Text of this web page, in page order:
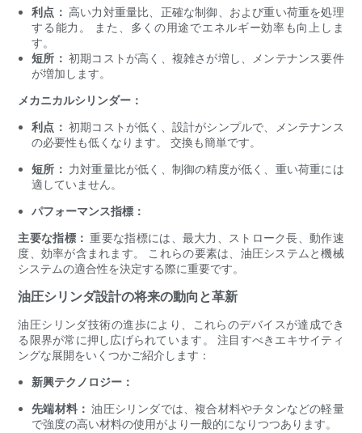
利点： 高い力対重量比、正確な制御、および重い荷重を処理
する能力。 また、多くの用途でエネルギー効率も向上しま
す。
短所： 初期コストが高く、複雑さが増し、メンテナンス要件
が増加します。
メカニカルシリンダー：
利点： 初期コストが低く、設計がシンプルで、メンテナンス
の必要性も低くなります。 交換も簡単です。
短所： 力対重量比が低く、制御の精度が低く、重い荷重には
適していません。
パフォーマンス指標：
主要な指標：重要な指標には、最大力、ストローク長、動作速
度、効率が含まれます。 これらの要素は、油圧システムと機械
システムの適合性を決定する際に重要です。
油圧シリンダ設計の将来の動向と革新
油圧シリンダ技術の進歩により、これらのデバイスが達成でき
る限界が常に押し広げられています。 注目すべきエキサイティ
ングな展開をいくつかご紹介します：
新興テクノロジー：
先端材料：油圧シリンダでは、複合材料やチタンなどの軽量
で強度の高い材料の使用がより一般的になりつつあります。